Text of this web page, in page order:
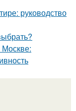
руководство